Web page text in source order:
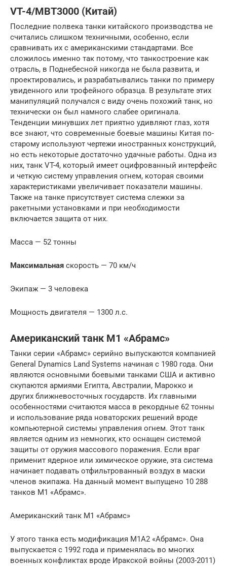
VT-4/MBT3000 (Китай)
Последние полвека танки китайского производства не
считались слишком техничными, особенно, если
сравнивать их с американскими стандартами. Все
сложилось именно так потому, что танкостроение как
отрасль, в Поднебесной никогда не была развита, и
проектировались, и разрабатывались танки по примеру
увиденного или трофейного образца. В результате этих
манипуляций получался с виду очень похожий танк, но
технически он был намного слабее оригинала.
Тенденции минувших лет приятно удивляют глаз, хотя
все знают, что современные боевые машины Китая по-
старому используют чертежи иностранных конструкций,
но есть некоторые достаточно удачные работы. Одна из
них, танк VT-4, который имеет оцифрованный интерфейс
и четкую систему управления огнем, которая своими
характеристиками увеличивает показатели машины.
Также на танке присутствует система слежки за
ракетными установками и при необходимости
включается защита от них.
Масса — 52 тонны
Максимальная скорость — 70 км/ч
Экипаж — 3 человека
Мощность двигателя — 1300 л.с.
Американский танк M1 «Абрамс»
Танки серии «Абрамс» серийно выпускаются компанией
General Dynamics Land Systems начиная с 1980 года. Они
являются основными боевыми танками США и активно
скупаются армиями Египта, Австралии, Марокко и
других ближневосточных государств. Их главными
особенностями считаются масса в рекордные 62 тонны
и использование ряда новаторских решений вроде
компьютерной системы управления огнем. Этот танк
является одним из немногих, кто оснащен системой
защиты от оружия массового поражения. Если враг
применит ядерное или химическое оружие, эта система
начинает подавать отфильтрованный воздух в маски
членов экипажа. На данный момент выпущено 10 288
танков M1 «Абрамс».
Американский танк M1 «Абрамс»
У этого танка есть модификация M1A2 «Абрамс». Она
выпускается с 1992 года и применялась во многих
военных конфликтах вроде Иракской войны (2003-2011)